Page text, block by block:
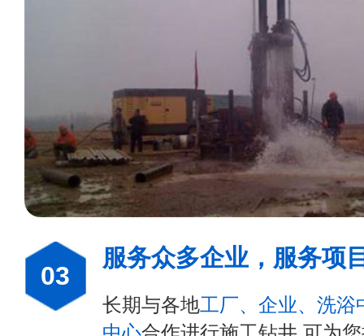
03
服务众多企业，服务项
长期与各地工厂、企业、洗浴